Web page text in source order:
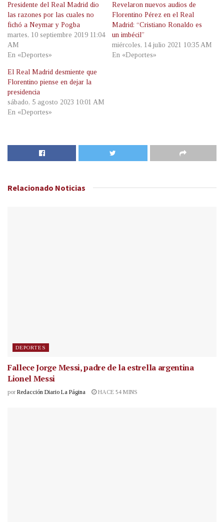
Presidente del Real Madrid dio
las razones por las cuales no
fichó a Neymar y Pogba
martes, 10 septiembre 2019 11:04
AM
En «Deportes»
Revelaron nuevos audios de
Florentino Pérez en el Real
Madrid: “Cristiano Ronaldo es
un imbécil”
miércoles, 14 julio 2021 10:35 AM
En «Deportes»
El Real Madrid desmiente que
Florentino piense en dejar la
presidencia
sábado, 5 agosto 2023 10:01 AM
En «Deportes»
Relacionado Noticias
DEPORTES
Fallece Jorge Messi, padre de la estrella argentina
Lionel Messi
por Redacción Diario La Página HACE 54 MINS